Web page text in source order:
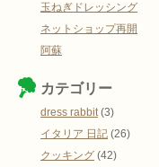
玉ねぎドレッシング
ネットショップ再開
阿蘇
カテゴリー
dress rabbit(3)
イタリア 日記 (26)
クッキング (42)